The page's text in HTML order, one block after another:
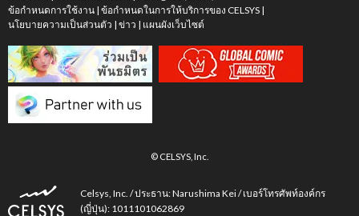
ข้อกำหนดการใช้งาน | ข้อกำหนดในการให้บริการของ CELSYS |
นโยบายความเป็นส่วนตัว | ข่าว | แผนผังเว็บไซต์
© CELSYS, Inc.
Celsys, Inc. / ประธาน: Narushima Kei / เบอร์โทรศัพท์องค์กร
(ญี่ปุ่น): 1011101062869